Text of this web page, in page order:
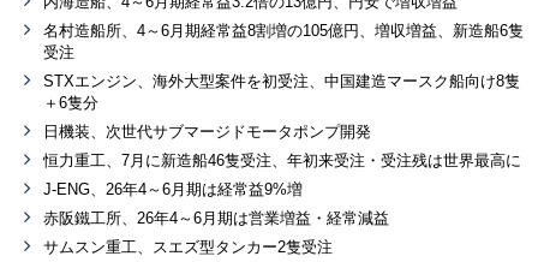
名村造船所、4～6月期経常益8割増の105億円、増収増益、新造船6隻
受注
STXエンジン、海外大型案件を初受注、中国建造マースク船向け8隻
＋6隻分
日機装、次世代サブマージドモータポンプ開発
恒力重工、7月に新造船46隻受注、年初来受注・受注残は世界最高に
J-ENG、26年4～6月期は経常益9%増
赤阪鐵工所、26年4～6月期は営業増益・経常減益
サムスン重工、スエズ型タンカー2隻受注